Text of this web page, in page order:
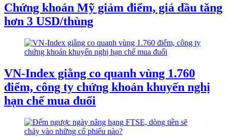
Chứng khoán Mỹ giảm điểm, giá dầu tăng
hơn 3 USD/thùng
VN-Index giằng co quanh vùng 1.760
điểm, công ty chứng khoán khuyến nghị
hạn chế mua đuổi